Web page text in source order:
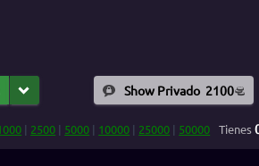
Show Privado 2100
| 2500 | 5000 | 10000 | 25000 | 50000 Tienes